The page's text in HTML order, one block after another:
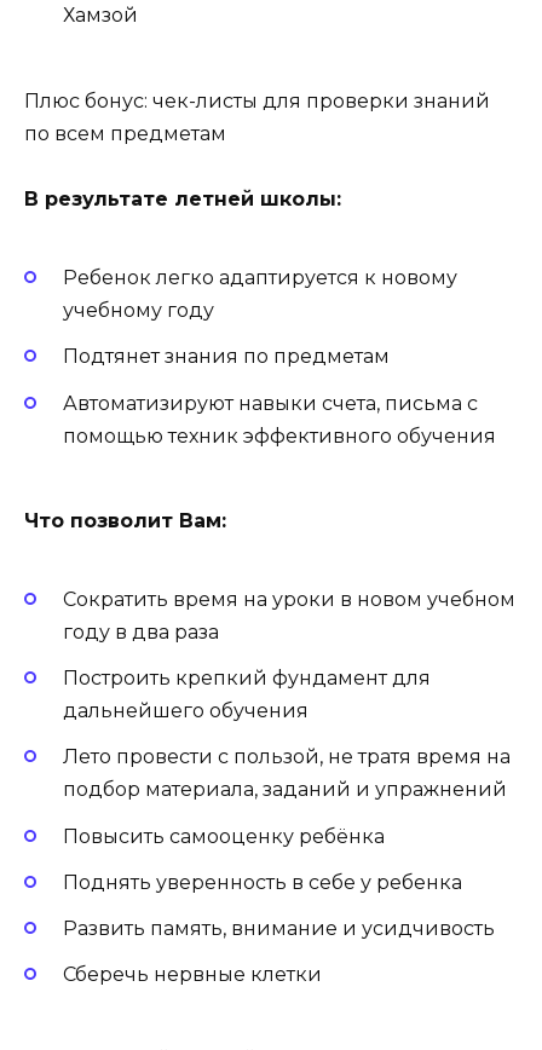
Хамзой
Плюс бонус: чек-листы для проверки знаний
по всем предметам
В результате летней школы:
Ребенок легко адаптируется к новому
учебному году
Подтянет знания по предметам
Автоматизируют навыки счета, письма с
помощью техник эффективного обучения
Что позволит Вам:
Сократить время на уроки в новом учебном
году в два раза
Построить крепкий фундамент для
дальнейшего обучения
Лето провести с пользой, не тратя время на
подбор материала, заданий и упражнений
Повысить самооценку ребёнка
Поднять уверенность в себе у ребенка
Развить память, внимание и усидчивость
Сберечь нервные клетки